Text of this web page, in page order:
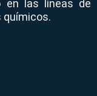
en las líneas de
químicos.